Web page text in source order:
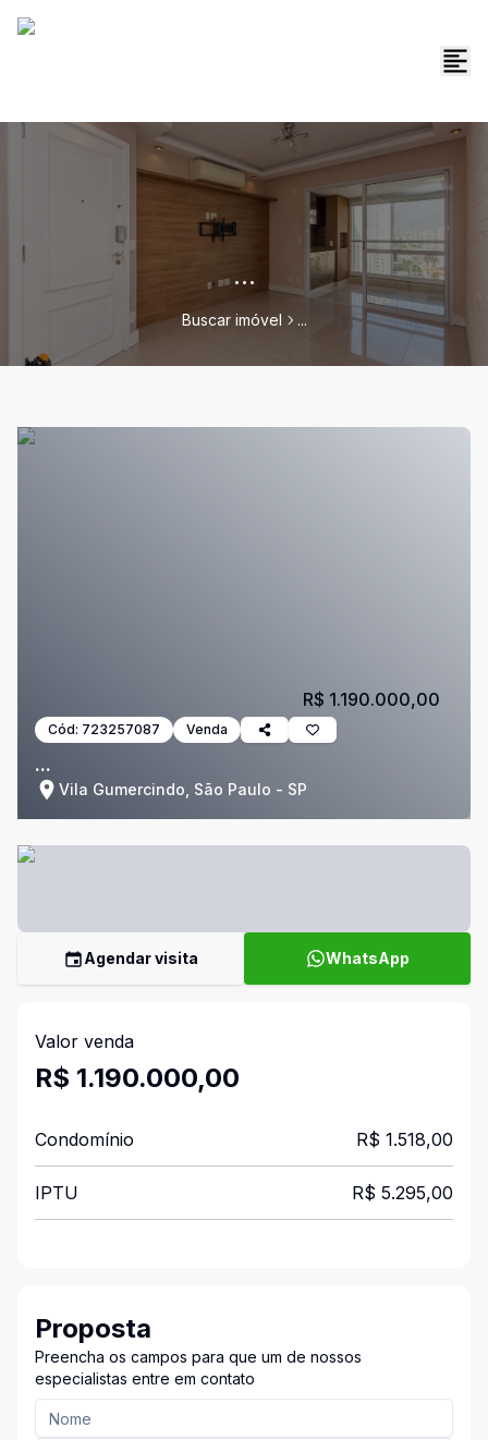
...
Buscar imóvel ...
Cód: 723257087 Venda
...
Vila Gumercindo, São Paulo - SP
R$ 1.190.000,00
Agendar visita WhatsApp
Valor venda
R$ 1.190.000,00
Condomínio R$ 1.518,00
IPTU R$ 5.295,00
Proposta
Preencha os campos para que um de nossos
especialistas entre em contato